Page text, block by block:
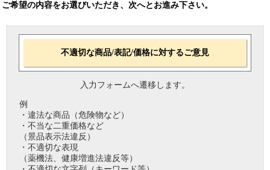
ご希望の内容をお選びいただき、次へとお進み下さい。
不適切な商品/表記/価格に対するご意見
入力フォームへ遷移します。
例
・違法な商品（危険物など）
・不当な二重価格など
（景品表示法違反）
・不適切な表現
（薬機法、健康増進法違反等）